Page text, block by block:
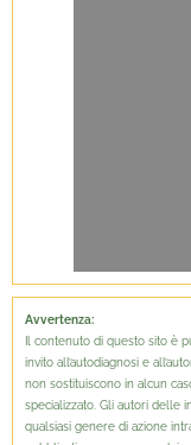
Avvertenza:
Il contenuto di questo sito è
invito all’autodiagnosi e
non sostituiscono in alcun
specializzato. Gli autori delle
qualsiasi genere di azione